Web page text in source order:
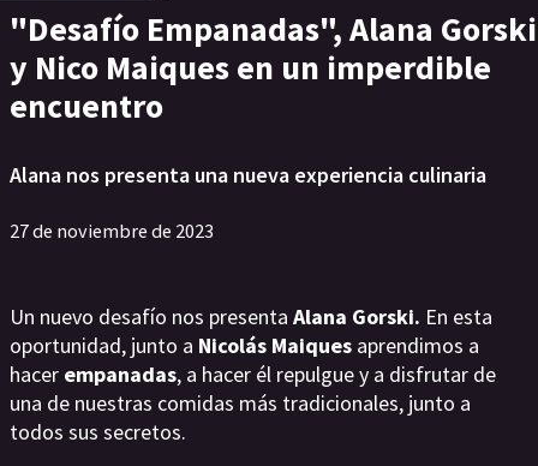
"Desafío Empanadas", Alana Gorski
y Nico Maiques en un imperdible
encuentro
Alana nos presenta una nueva experiencia culinaria
27 de noviembre de 2023
Un nuevo desafío nos presenta Alana Gorski. En esta
oportunidad, junto a Nicolás Maiques aprendimos a
hacer empanadas, a hacer él repulgue y a disfrutar de
una de nuestras comidas más tradicionales, junto a
todos sus secretos.